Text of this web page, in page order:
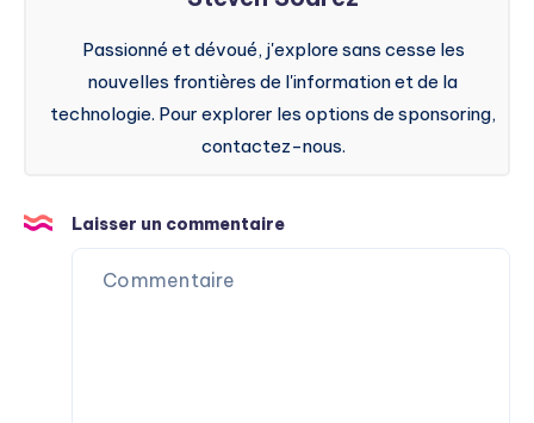
Passionné et dévoué, j'explore sans cesse les
nouvelles frontières de l'information et de la
technologie. Pour explorer les options de sponsoring,
contactez-nous.
Laisser un commentaire